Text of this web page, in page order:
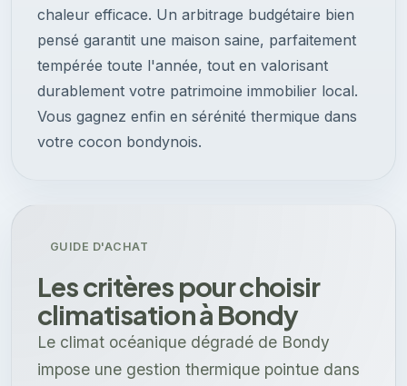
chaleur efficace. Un arbitrage budgétaire bien
pensé garantit une maison saine, parfaitement
tempérée toute l'année, tout en valorisant
durablement votre patrimoine immobilier local.
Vous gagnez enfin en sérénité thermique dans
votre cocon bondynois.
GUIDE D'ACHAT
Les critères pour choisir
climatisation à Bondy
Le climat océanique dégradé de Bondy
impose une gestion thermique pointue dans